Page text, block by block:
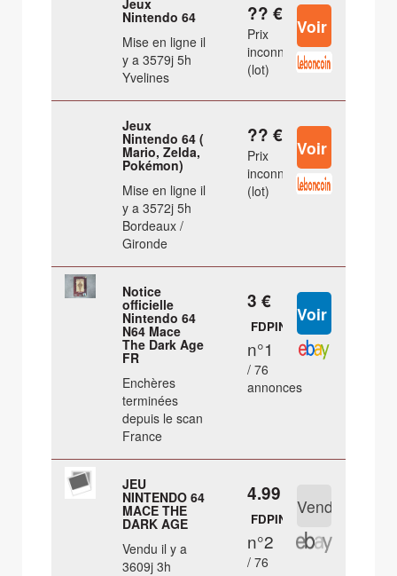
Jeux
Nintendo 64
Mise en ligne il
y a 3579j 5h
Yvelines
?? €
Prix
inconnu
(lot)
Jeux
Nintendo 64 (
Mario, Zelda,
Pokémon)
Mise en ligne il
y a 3572j 5h
Bordeaux /
Gironde
?? €
Prix
inconnu
(lot)
Notice
officielle
Nintendo 64
N64 Mace
The Dark Age
FR
Enchères
terminées
depuis le scan
France
3 €
FDPIN
n°1
/ 76
annonces
JEU
NINTENDO 64
MACE THE
DARK AGE
Vendu il y a
3609j 3h
4.99 €
FDPIN
n°2
/ 76